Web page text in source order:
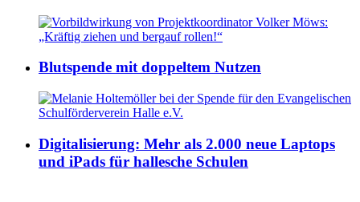
Blutspende mit doppeltem Nutzen
Digitalisierung: Mehr als 2.000 neue Laptops
und iPads für hallesche Schulen